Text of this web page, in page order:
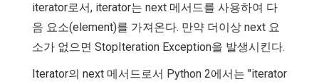
iterator로서, iterator는 next 메서드를 사용하여 다
음 요소(element)를 가져온다. 만약 더이상 next 요
소가 없으면 StopIteration Exception을 발생시킨다.
Iterator의 next 메서드로서 Python 2에서는 "iterator